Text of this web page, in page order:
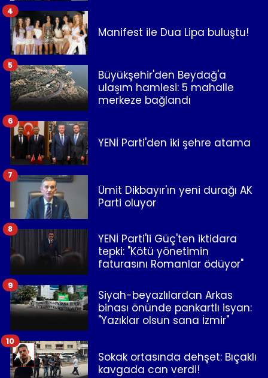
Manifest ile Dua Lipa buluştu!
4
Büyükşehir'den Beydağ'a
ulaşım hamlesi: 5 mahalle
merkeze bağlandı
5
YENİ Parti'den iki şehre atama
6
Ümit Dikbayır'ın yeni durağı AK
Parti oluyor
7
YENİ Parti'li Güç'ten iktidara
tepki: "Kötü yönetimin
faturasını Romanlar ödüyor"
8
Siyah-beyazlılardan Arkas
binası önünde pankartlı isyan:
"Yazıklar olsun sana İzmir"
9
Sokak ortasında dehşet: Bıçaklı
kavgada can verdi!
10